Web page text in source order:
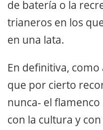
de batería o la
trianeros en los
en una lata.
En definitiva,
que por cierto
nunca- el flamenco
con la cultura y